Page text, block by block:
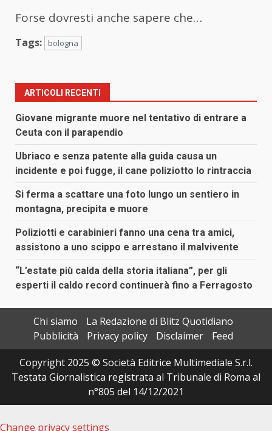
Forse dovresti anche sapere che…
Tags: bologna
ARTICOLI RECENTI
Giovane migrante muore nel tentativo di entrare a
Ceuta con il parapendio
Ubriaco e senza patente alla guida causa un
incidente e poi fugge, il cane poliziotto lo rintraccia
Si ferma a scattare una foto lungo un sentiero in
montagna, precipita e muore
Poliziotti e carabinieri fanno una cena tra amici,
assistono a uno scippo e arrestano il malvivente
“L’estate più calda della storia italiana”, per gli
esperti il caldo record continuerà fino a Ferragosto
Chi siamo
La Redazione di Blitz Quotidiano
Pubblicità
Privacy policy Disclaimer
Feed
Copyright 2025 © Società Editrice Multimediale S.r.l.
Testata Giornalistica registrata al Tribunale di Roma al
n°805 del 14/12/2021
Change privacy settings